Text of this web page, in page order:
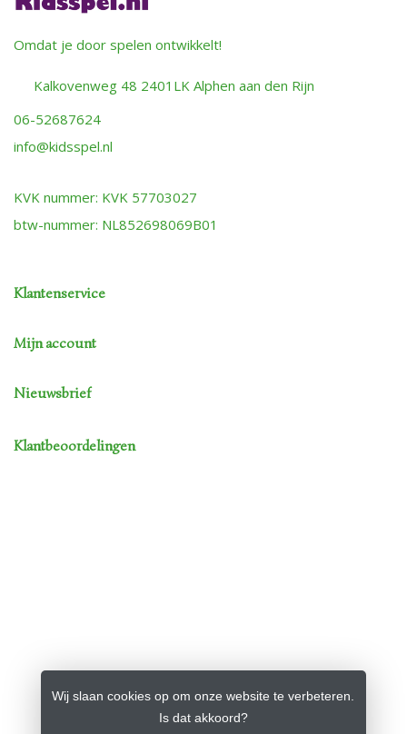
Omdat je door spelen ontwikkelt!
Kalkovenweg 48 2401LK Alphen aan den Rijn
06-52687624
info@kidsspel.nl
KVK nummer: KVK 57703027
btw-nummer: NL852698069B01
Klantenservice
Mijn account
Nieuwsbrief
Klantbeoordelingen
Wij slaan cookies op om onze website te verbeteren.
Is dat akkoord?